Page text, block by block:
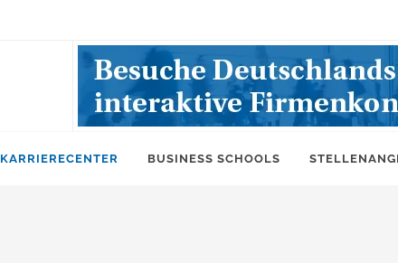
KARRIERECENTER BUSINESS SCHOOLS